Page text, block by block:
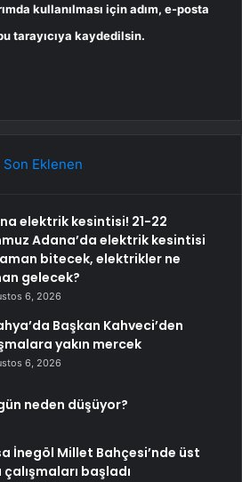
kullanılması için adım, e-posta
tarayıcıya kaydedilsin.
Son Eklenen
elektrik kesintisi! 21-22
Adana’da elektrik kesintisi
bitecek, elektrikler ne
gelecek?
6, 2026
Başkan Kahveci’den
yakın mercek
6, 2026
neden düşüyor?
İnegöl Millet Bahçesi’nde üst
çalışmaları başladı